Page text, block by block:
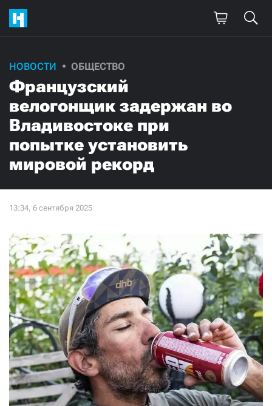
НОВОСТИ ОБЩЕСТВО
Французский
велогонщик задержан во
Владивостоке при
попытке установить
мировой рекорд